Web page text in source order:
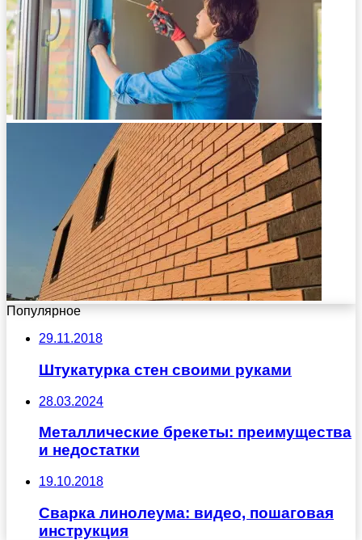
Популярное
29.11.2018
Штукатурка стен своими руками
28.03.2024
Металлические брекеты: преимущества
и недостатки
19.10.2018
Сварка линолеума: видео, пошаговая
инструкция